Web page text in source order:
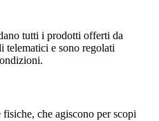
tutti i prodotti offerti da
telematici e sono regolati
che agiscono per scopi